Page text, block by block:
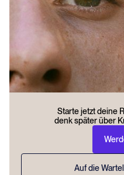
Starte jetzt deine
denk später über
Auf die